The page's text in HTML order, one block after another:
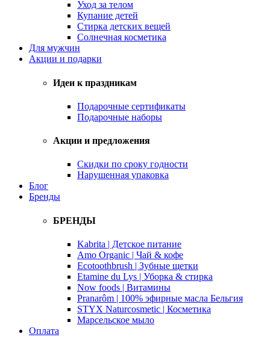
Уход за телом
Купание детей
Стирка детских вещей
Солнечная косметика
Для мужчин
Акции и подарки
Идеи к праздникам
Подарочные сертификаты
Подарочные наборы
Акции и предложения
Скидки по сроку годности
Нарушенная упаковка
Блог
Бренды
БРЕНДЫ
Kabrita | Детское питание
Amo Organic | Чай & кофе
Ecotoothbrush | Зубные щетки
Etamine du Lys | Уборка & стирка
Now foods | Витамины
Pranarôm | 100% эфирные масла Бельгия
STYX Naturcosmetic | Косметика
Марсельское мыло
Оплата